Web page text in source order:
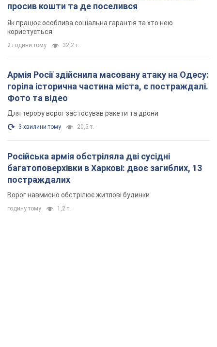
просив кошти та де поселився
Як працює особлива соціальна гарантія та хто нею
користується
2 години тому 32,2 т.
Армія Росії здійснила масовану атаку на Одесу:
горіла історична частина міста, є постраждалі.
Фото та відео
Для терору ворог застосував ракети та дрони
3 хвилини тому 20,5 т.
Російська армія обстріляла дві сусідні
багатоповерхівки в Харкові: двоє загиблих, 13
постраждалих
Ворог навмисно обстрілює житлові будинки
годину тому 1,2 т.